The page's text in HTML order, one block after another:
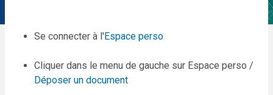
Se connecter à l'Espace perso
Cliquer dans le menu de gauche sur Espace perso /
Déposer un document